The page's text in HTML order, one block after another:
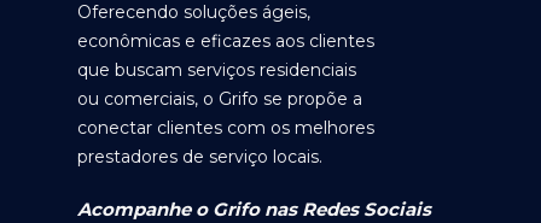
Oferecendo soluções ágeis,
econômicas e eficazes aos clientes
que buscam serviços residenciais
ou comerciais, o Grifo se propõe a
conectar clientes com os melhores
prestadores de serviço locais.
Acompanhe o Grifo nas Redes Sociais